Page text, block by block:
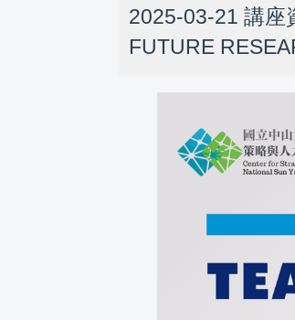
2025-03-21 講座
FUTURE